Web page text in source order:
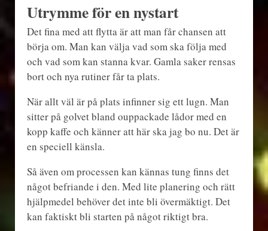
Utrymme för en nystart
Det fina med att flytta är att man får chansen att
börja om. Man kan välja vad som ska följa med
och vad som kan stanna kvar. Gamla saker rensas
bort och nya rutiner får ta plats.
När allt väl är på plats infinner sig ett lugn. Man
sitter på golvet bland ouppackade lådor med en
kopp kaffe och känner att här ska jag bo nu. Det är
en speciell känsla.
Så även om processen kan kännas tung finns det
något befriande i den. Med lite planering och rätt
hjälpmedel behöver det inte bli övermäktigt. Det
kan faktiskt bli starten på något riktigt bra.